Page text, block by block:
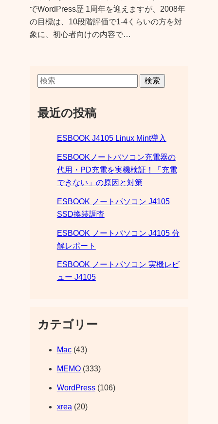
でWordPress歴 1周年を迎えますが、2008年
の目標は、10段階評価で1-4くらいの方を対
象に、初心者向けの内容で…
検索
最近の投稿
ESBOOK J4105 Linux Mint導入
ESBOOKノートパソコン充電器の
代用・PD充電を実機検証！「充電
できない」の原因と対策
ESBOOK ノートパソコン J4105
SSD換装調査
ESBOOK ノートパソコン J4105 分
解レポート
ESBOOK ノートパソコン 実機レビ
ュー J4105
カテゴリー
Mac(43)
MEMO(333)
WordPress(106)
xrea (20)